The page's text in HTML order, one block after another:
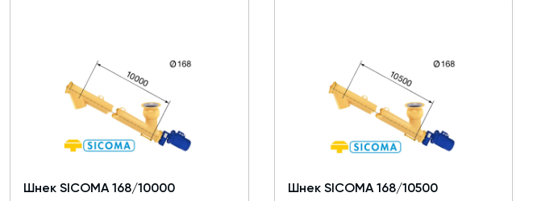
Шнек SICOMA 168/10000 Шнек SICOMA 168/10500